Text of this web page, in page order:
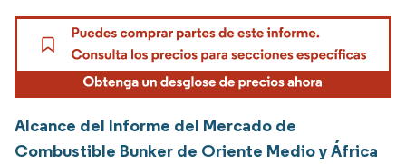
Alcance del Informe del Mercado de
Combustible Bunker de Oriente Medio y África